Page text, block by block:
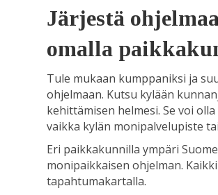
Järjestä
omalla
Tule mukaan kumppaniksi ja
ohjelmaan. Kutsu kylään
kehittämisen helmesi. Se voi
vaikka kylän monipalvelupiste
Eri paikkakunnilla ympäri
monipaikkaisen ohjelman.
tapahtumakartalla.